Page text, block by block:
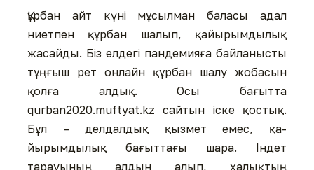
Қ
ұрбан айт күні мұсылман ба­ла­сы адал
ниетпен құрбан ша­лып, қайырымдылық
жасай­ды. Біз елдегі пандемияға байла­нысты
тұңғыш рет онлайн құр­бан шалу жобасын
қолға ал­дық. Осы бағытта
qurban2020.muftyat.kz сайтын іске қостық.
Бұл – делдалдық қызмет емес, қа­
йырымдылық бағыттағы ша­ра. Індет
тарауының алдын алып, халықтың